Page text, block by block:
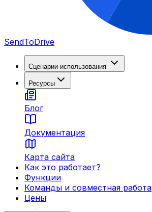
SendToDrive
Сценарии использования
Ресурсы
Блог
Документация
Карта сайта
Как это работает?
Функции
Команды и совместная работа
Цены